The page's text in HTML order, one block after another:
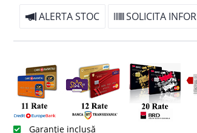
ALERTA STOC SOLICITA
Garanție inclusă